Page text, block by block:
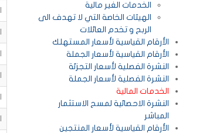
الخدمات الغير مالية
الهيئات الخاصة التي لا تهدف الى
الربح و تخدم العائلات
الأرقام القياسية لأسعار المستهلك
الأرقام القياسية لأسعار الجملة
النشرة الفصلية لأسعار التجزئة
النشرة الفصلية لأسعار الجملة
الخدمات المالية
النشرة الاحصائية لمسح الاستثمار
المباشر
الأرقام القياسية لأسعار المنتجين